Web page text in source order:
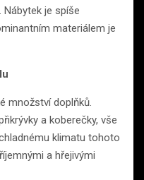
je spíše
materiálem je
množství doplňků.
a koberečky, vše
klimatu tohoto
a hřejivými